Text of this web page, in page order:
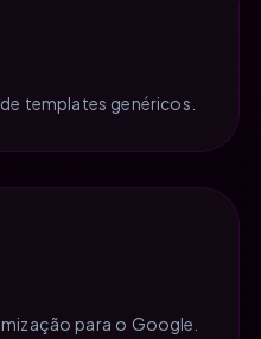
templates genéricos.
para o Google.